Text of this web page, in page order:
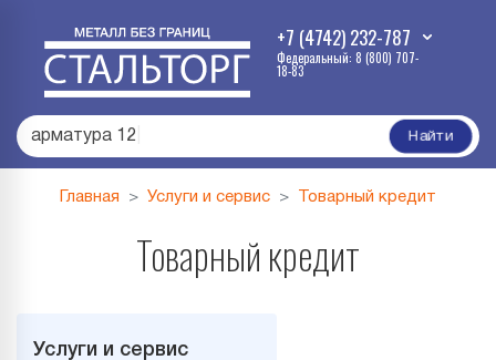
+7 (4742) 232-787
Федеральный: 8 (800) 707-
18-83
арматура 12 Найти
Главная Услуги и сервис Товарный кредит
Товарный кредит
Услуги и сервис